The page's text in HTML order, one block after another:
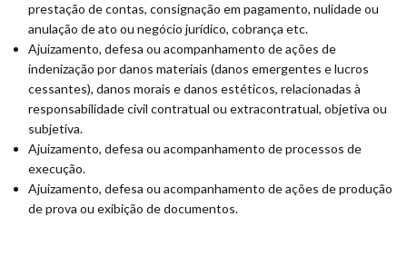
prestação de contas, consignação em pagamento, nulidade ou
anulação de ato ou negócio jurídico, cobrança etc.
Ajuizamento, defesa ou acompanhamento de ações de
indenização por danos materiais (danos emergentes e lucros
cessantes), danos morais e danos estéticos, relacionadas à
responsabilidade civil contratual ou extracontratual, objetiva ou
subjetiva.
Ajuizamento, defesa ou acompanhamento de processos de
execução.
Ajuizamento, defesa ou acompanhamento de ações de produção
de prova ou exibição de documentos.